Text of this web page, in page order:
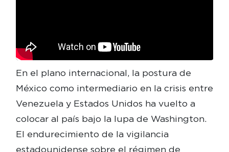
En el plano internacional, la postura de
México como intermediario en la crisis entre
Venezuela y Estados Unidos ha vuelto a
colocar al país bajo la lupa de Washington.
El endurecimiento de la vigilancia
estadounidense sobre el régimen de